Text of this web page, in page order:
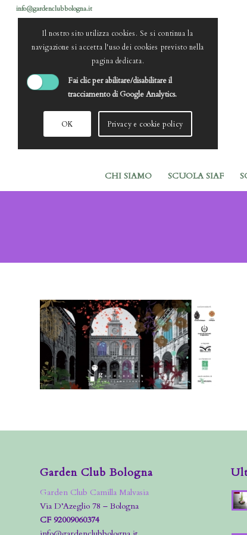
info@gardenclubbologna.it
CHI SIAMO SCUOLA SIAF
Garden Club Bologna
Garden Club Camilla Malvasia
Via D’Azeglio 78 – Bologna
CF 92009060374
Il nostro sito utilizza cookies. Se si continua la
navigazione si accetta l'uso dei cookies previsto nella
pagina dedicata.
Fai clic per abilitare/disabilitare il
tracciamento di Google Analytics.
OK Privacy e cookie policy